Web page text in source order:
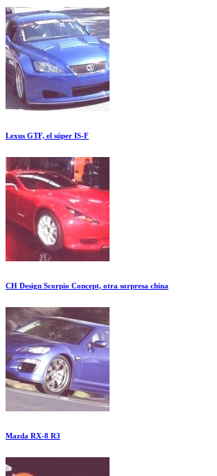
Lexus GTF, el súper IS-F
CH Design Scorpio Concept, otra sorpresa china
Mazda RX-8 R3